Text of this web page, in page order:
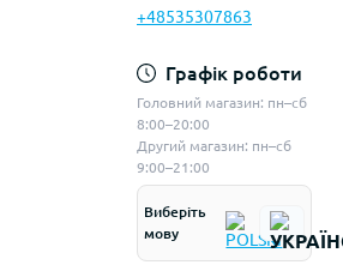
+48535307863
Графік роботи
Головний магазин: пн–сб
8:00–20:00
Другий магазин: пн–сб
9:00–21:00
Виберіть
мову